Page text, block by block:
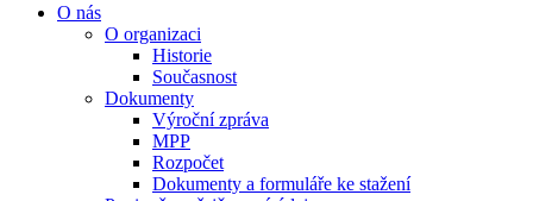
O nás
O organizaci
Historie
Současnost
Dokumenty
Výroční zpráva
MPP
Rozpočet
Dokumenty a formuláře ke stažení